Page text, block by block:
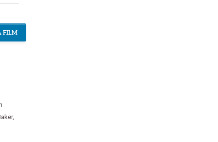
,
FILM